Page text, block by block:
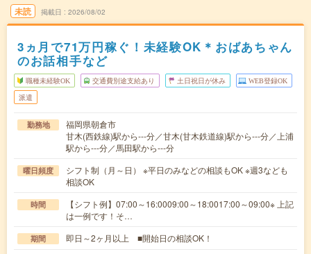
未読 掲載日 2026/08/02
3ヵ月で71万円稼ぐ！未経験OK＊おばあちゃん
のお話相手など
職種未経験OK 交通費別途支給あり 土日祝日が休み WEB登録OK
派遣
勤務地
福岡県朝倉市
甘木(西鉄線)駅から---分／甘木(甘木鉄道線)駅から---分／上浦
駅から---分／馬田駅から---分
曜日頻度
シフト制（月～日） ※平日のみなどの相談もOK ※週3なども
相談OK
時間
【シフト例】07:00～16:0009:00～18:0017:00～09:00※ 上記
は一例です！そ…
期間 即日～2ヶ月以上 ■開始日の相談OK！